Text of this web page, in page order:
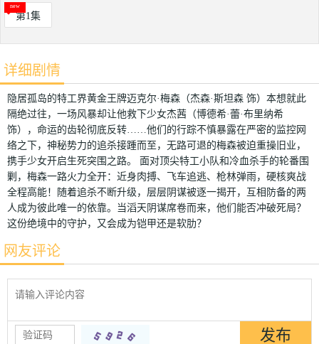
第1集
详细剧情
隐居孤岛的特工界黄金王牌迈克尔·梅森（杰森·斯坦森 饰）本想就此
隔绝过往，一场风暴却让他救下少女杰茜（博德希·蕾·布里纳希
饰），命运的齿轮彻底反转……他们的行踪不慎暴露在严密的监控网
络之下，神秘势力的追杀接踵而至，无路可退的梅森被迫重操旧业，
携手少女开启生死突围之路。 面对顶尖特工小队和冷血杀手的轮番围
剿，梅森一路火力全开：近身肉搏、飞车追逃、枪林弹雨，硬核爽战
全程高能！随着追杀不断升级，层层阴谋被逐一揭开，互相防备的两
人成为彼此唯一的依靠。当滔天阴谋席卷而来，他们能否冲破死局？
这份绝境中的守护，又会成为铠甲还是软肋？
网友评论